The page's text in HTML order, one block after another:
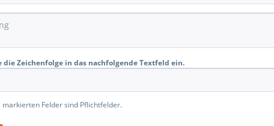
die Zeichenfolge in das nachfolgende Textfeld ein.
Felder sind Pflichtfelder.